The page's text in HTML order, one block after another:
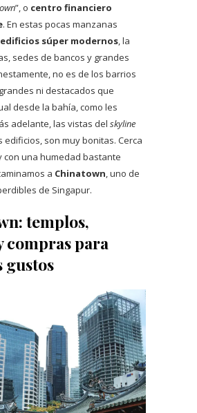
”, o centro financiero
. En estas pocas manzanas
edificios súper modernos, la
sedes de bancos y grandes
no es de los barrios
ni destacados que
desde la bahía, como les
adelante, las vistas del skyline
edificios, son muy bonitas. Cerca
con una humedad bastante
a Chinatown, uno de
de Singapur.
templos,
compras para
gustos